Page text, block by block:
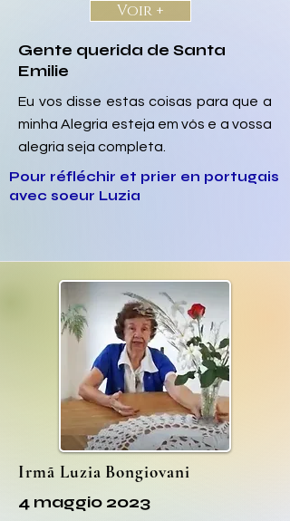
Voir +
Gente querida de Santa
Emilie
Eu vos disse estas coisas para que a
minha Alegria esteja em vós e a vossa
alegria seja completa.
Pour réfléchir et prier en portugais
avec soeur Luzia
Irmã Luzia Bongiovani
4 maggio 2023